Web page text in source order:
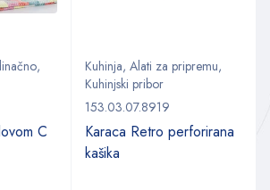
,
C
Kuhinja, Alati za pripremu,
Kuhinjski pribor
153.03.07.8919
Karaca Retro perforirana
kašika